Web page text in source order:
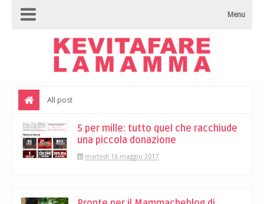
Menu
All post
5 per mille: tutto quel che racchiude
una piccola donazione
martedì 16 maggio 2017